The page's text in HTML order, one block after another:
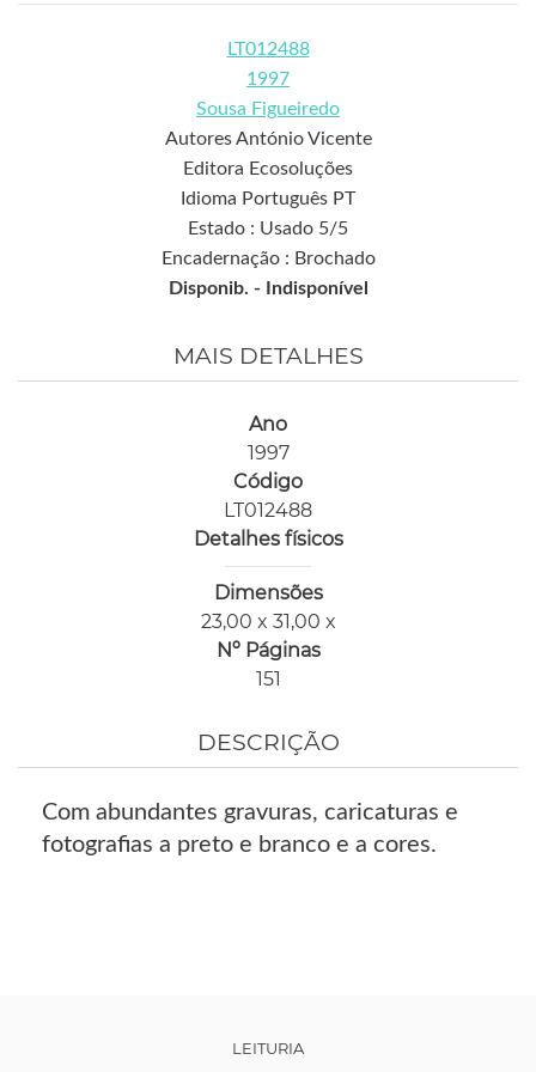
LT012488
1997
Sousa Figueiredo
Autores António Vicente
Editora Ecosoluções
Idioma Português PT
Estado : Usado 5/5
Encadernação : Brochado
Disponib. -
Indisponível
MAIS DETALHES
Ano
1997
Código
LT012488
Detalhes físicos
Dimensões
23,00 x 31,00 x
Nº Páginas
151
DESCRIÇÃO
Com abundantes gravuras, caricaturas e
fotografias a preto e branco e a cores.
LEITURIA